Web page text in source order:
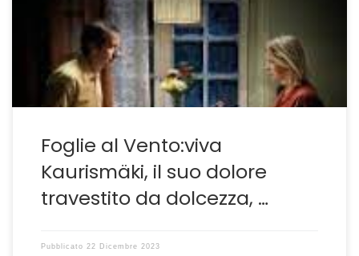
arrivato finalmente nelle sale italiane nel periodo
natalizio. Come sempre da una piccolissima storia
l’autore finlandese riesce a creare un’allegoria
esistenziale profonda, […]
Foglie al Vento:viva
Kaurismäki, il suo dolore
travestito da dolcezza, …
Pubblicato 22 Dicembre 2023